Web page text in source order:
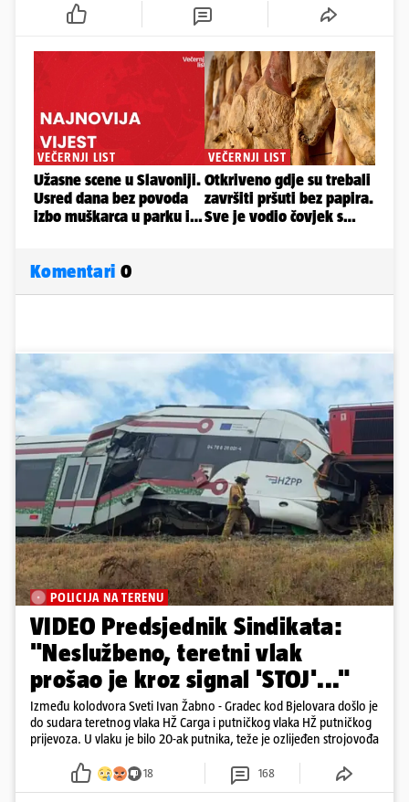
Komentari 0
POLICIJA NA TERENU
VIDEO Predsjednik Sindikata:
"Neslužbeno, teretni vlak
prošao je kroz signal 'STOJ'..."
Između kolodvora Sveti Ivan Žabno - Gradec kod Bjelovara došlo je
do sudara teretnog vlaka HŽ Carga i putničkog vlaka HŽ putničkog
prijevoza. U vlaku je bilo 20-ak putnika, teže je ozlijeđen strojovođa
18 168